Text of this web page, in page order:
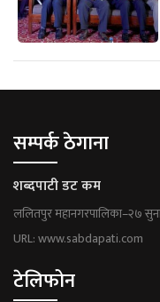
सम्पर्क ठेगाना
शब्दपाटी डट कम
ललितपुर महानगरपालिका–२७
URL: www.sabdapati.com
टेलिफोन